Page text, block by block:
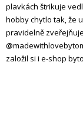
plavkách štrikuje
hobby chytlo tak, že
pravidelně
založil si i e-shop